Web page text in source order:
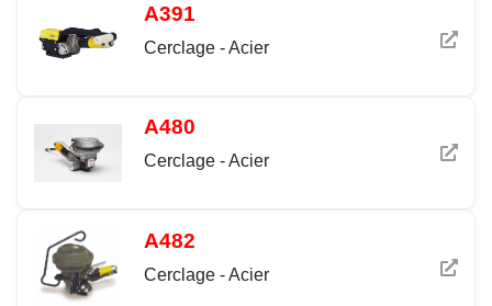
A391
Cerclage - Acier
A480
Cerclage - Acier
A482
Cerclage - Acier